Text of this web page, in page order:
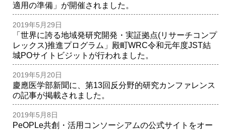
適用の準備」が開催されました。
2019年5月29日
「世界に誇る地域発研究開発・実証拠点(リサーチコンプ
レックス)推進プログラム」殿町WRC令和元年度JST結
城POサイトビジットが行われました。
2019年5月20日
慶應医学部新聞に、第13回反分野的研究カンファレンス
の記事が掲載されました。
2019年5月8日
PeOPLe共創・活用コンソーシアムの公式サイトをオー